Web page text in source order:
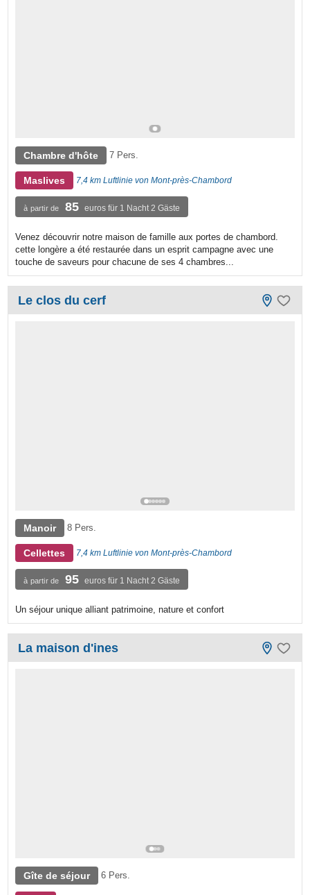
Chambre d'hôte 7 Pers.
Maslives 7,4 km Luftlinie von Mont-près-Chambord
à partir de 85 euros für 1 Nacht 2 Gäste
Venez découvrir notre maison de famille aux portes de chambord.
cette longère a été restaurée dans un esprit campagne avec une
touche de saveurs pour chacune de ses 4 chambres...
Le clos du cerf
Manoir 8 Pers.
Cellettes 7,4 km Luftlinie von Mont-près-Chambord
à partir de 95 euros für 1 Nacht 2 Gäste
Un séjour unique alliant patrimoine, nature et confort
La maison d'ines
Gîte de séjour 6 Pers.